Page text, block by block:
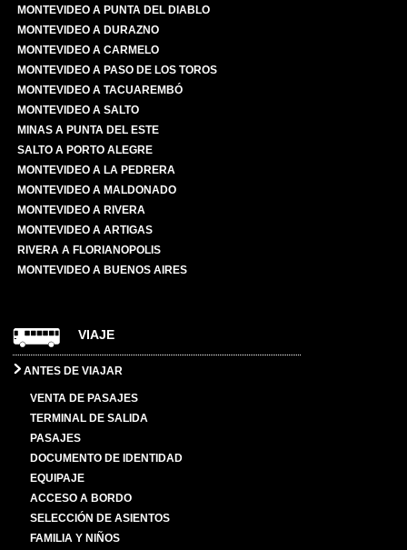
MONTEVIDEO A PUNTA DEL DIABLO
MONTEVIDEO A DURAZNO
MONTEVIDEO A CARMELO
MONTEVIDEO A PASO DE LOS TOROS
MONTEVIDEO A TACUAREMBÓ
MONTEVIDEO A SALTO
MINAS A PUNTA DEL ESTE
SALTO A PORTO ALEGRE
MONTEVIDEO A LA PEDRERA
MONTEVIDEO A MALDONADO
MONTEVIDEO A RIVERA
MONTEVIDEO A ARTIGAS
RIVERA A FLORIANOPOLIS
MONTEVIDEO A BUENOS AIRES
VIAJE
ANTES DE VIAJAR
VENTA DE PASAJES
TERMINAL DE SALIDA
PASAJES
DOCUMENTO DE IDENTIDAD
EQUIPAJE
ACCESO A BORDO
SELECCIÓN DE ASIENTOS
FAMILIA Y NIÑOS